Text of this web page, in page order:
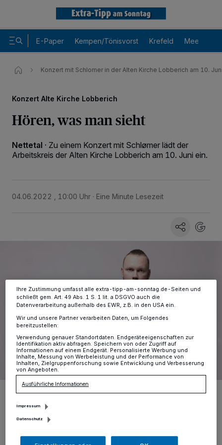
E-Paper Kempen/Tönisvorst Krefeld Meerbusch
Konzert mit Schlomer in der Alten Kirche Lobberich am 10.
Konzert Alte Kirche Lobberich
Hören, was man sieht
Nettetal · Zu einem Konzert mit Schlømer lädt der
Arbeitskreis der Alten Kirche Lobberich am 10. Juni ein.
04.06.2022 , 10:00 Uhr Eine Minute Lesezeit
Foto: peter und pablo
personenbezogene Daten wie Browserdaten oder eindeutige
Zwecke. Wenn Tracker deaktiviert sind, sind manche Inhalte und
ändern oder Ihre Einwilligung zu widerrufen, indem Sie auf den Link
Einstellungen oder Ablehnen am unteren Rand der Webseite klicken.
Ihre Einstellungen gelten innerhalb unseres Website. Weitere
Informationen finden Sie in unserer Datenschutzerklärung.
Ihre Zustimmung umfasst alle extra-tipp-am-sonntag.de-Seiten und
schließt gem. Art. 49 Abs. 1 S. 1 lit. a DSGVO auch die
Datenverarbeitung außerhalb des EWR, z.B. in den USA ein.
Wir und unsere Partner verarbeiten Daten, um Folgendes
bereitzustellen:
Verwendung genauer Standortdaten. Endgeräteeigenschaften zur
Identifikation aktiv abfragen. Speichern von oder Zugriff auf
Informationen auf einem Endgerät. Personalisierte Werbung und
Inhalte, Messung von Werbeleistung und der Performance von
Inhalten, Zielgruppenforschung sowie Entwicklung und Verbesserung
von Angeboten.
Ausführliche Informationen
Impressum
Datenschutz